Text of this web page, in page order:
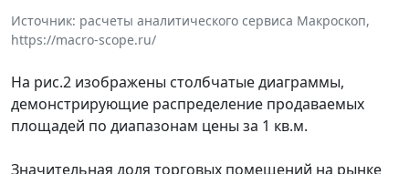
Источник: расчеты аналитического сервиса Макроскоп,
https://macro-scope.ru/
На рис.2 изображены столбчатые диаграммы,
демонстрирующие распределение продаваемых
площадей по диапазонам цены за 1 кв.м.
Значительная доля торговых помещений на рынке